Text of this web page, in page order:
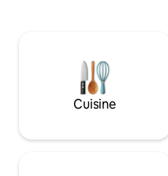
concierge disponibles 24h/
proximité de la villa Citerne
disponible 24/24
Cuisine